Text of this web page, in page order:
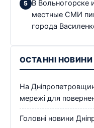
В Вольногорске
местные СМИ
города
ОСТАННІ НОВИНИ
На
мережі для
Головні новини